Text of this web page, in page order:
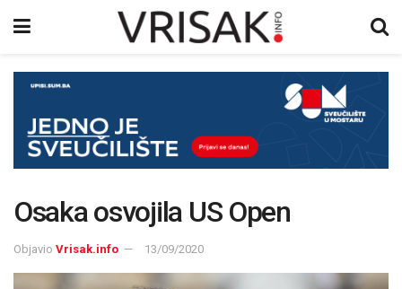
Osaka osvojila US Open
Objavio Vrisak.info 13/09/2020